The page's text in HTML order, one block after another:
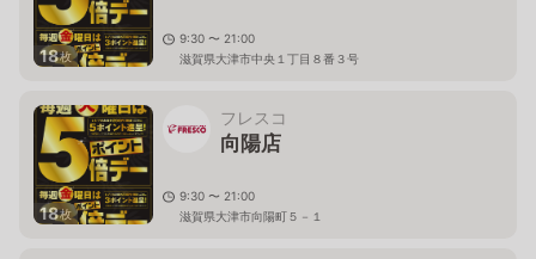
18枚
9:30 〜 21:00
滋賀県大津市中央１丁目８番３号
18枚
フレスコ
向陽店
9:30 〜 21:00
滋賀県大津市向陽町５－１